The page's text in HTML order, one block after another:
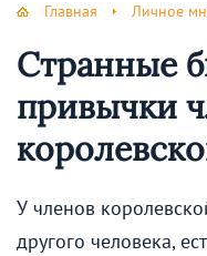
Главная Личное
Странные
привычки
У членов
другого человека,